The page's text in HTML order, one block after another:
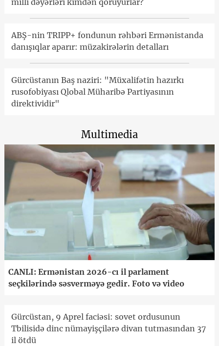
milli dəyərləri kimdən qoruyurlar?
ABŞ-nin TRIPP+ fondunun rəhbəri Ermənistanda
danışıqlar aparır: müzakirələrin detalları
Gürcüstanın Baş naziri: "Müxalifətin hazırkı
rusofobiyası Qlobal Müharibə Partiyasının
direktividir"
Multimedia
CANLI: Ermənistan 2026-cı il parlament
seçkilərində səsverməyə gedir. Foto və video
Gürcüstan, 9 Aprel faciəsi: sovet ordusunun
Tbilisidə dinc nümayişçilərə divan tutmasından 37
il ötdü